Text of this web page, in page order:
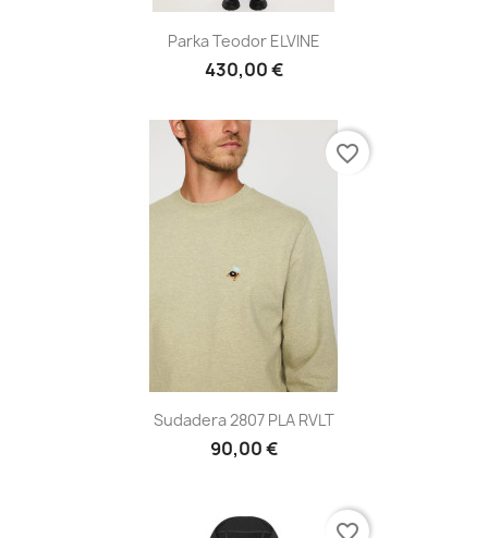
Parka Teodor ELVINE
430,00 €
Sudadera 2807 PLA RVLT
90,00 €
favorite_border